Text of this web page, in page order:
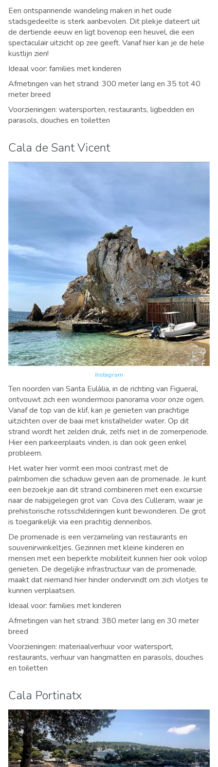
Een ontspannende wandeling maken in het oude
stadsgedeelte is sterk aanbevolen. Dit plekje dateert uit
de dertiende eeuw en ligt bovenop een heuvel, die een
spectaculair uitzicht op zee geeft. Vanaf hier kan je de hele
kustlijn zien!
Ideaal voor: families met kinderen
Afmetingen van het strand: 300 meter lang en 35 tot 40
meter breed
Voorzieningen: watersporten, restaurants, ligbedden en
parasols, douches en toiletten
Cala de Sant Vicent
Instagram
Ten noorden van Santa Eulàlia, in de richting van Figueral,
ontvouwt zich een wondermooi panorama voor onze ogen.
Vanaf de top van de klif, kan je genieten van prachtige
uitzichten over de baai met kristalhelder water. Op dit
strand wordt het zelden druk, zelfs niet in de zomerperiode.
Hier een parkeerplaats vinden, is dan ook geen enkel
probleem.
Het water hier vormt een mooi contrast met de
palmbomen die schaduw geven aan de promenade. Je kunt
een bezoekje aan dit strand combineren met een excursie
naar de nabijgelegen grot van Cova des Culleram, waar je
prehistorische rotsschilderingen kunt bewonderen. De grot
is toegankelijk via een prachtig dennenbos.
De promenade is een verzameling van restaurants en
souvenirwinkeltjes. Gezinnen met kleine kinderen en
mensen met een beperkte mobiliteit kunnen hier ook volop
genieten. De degelijke infrastructuur van de promenade,
maakt dat niemand hier hinder ondervindt om zich vlotjes te
kunnen verplaatsen.
Ideaal voor: families met kinderen
Afmetingen van het strand: 380 meter lang en 30 meter
breed
Voorzieningen: materiaalverhuur voor watersport,
restaurants, verhuur van hangmatten en parasols, douches
en toiletten
Cala Portinatx